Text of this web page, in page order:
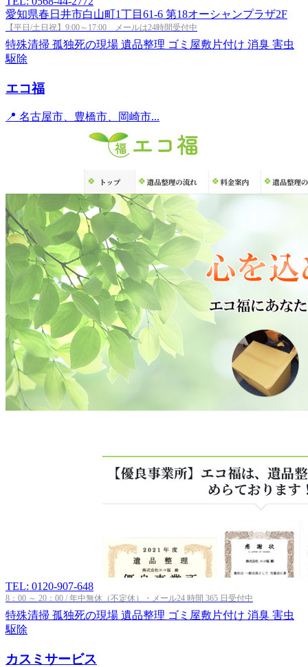
愛知県春日井市白山町1丁目61-6 第18オーシャンプラザ2F
【平日/土日祝】9:00～17:00 メールは24時間受付中
特殊清掃 孤独死の現場 遺品整理 ゴミ屋敷片付け 消臭 害虫
駆除
エコ福
📍 名古屋市、豊橋市、岡崎市...
TEL: 0120-907-648
8：00 ～ 20：00 / 年中無休（不定休）・メール24 時間 365 日受付中
特殊清掃 孤独死の現場 遺品整理 ゴミ屋敷片付け 消臭 害虫
駆除
カスミサービス